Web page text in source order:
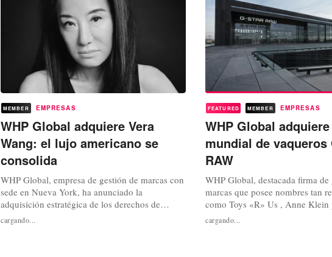
MEMBER EMPRESAS
WHP Global adquiere Vera
Wang: el lujo americano se
consolida
WHP Global, empresa de gestión de marcas con
sede en Nueva York, ha anunciado la
adquisición estratégica de los derechos de
propiedad intelectual (PI) de la marca Vera
Wang, marcando un hito importante en la
cargando...
FEATURED MEMBER EMPRESAS
WHP Global
mundial de vaqueros
RAW
WHP Global, destacada firma de
marcas que posee nombres tan
como Toys «R» Us , Anne Klein
acaba de anunciar la adquisición
participación mayoritaria en G-
cargando...